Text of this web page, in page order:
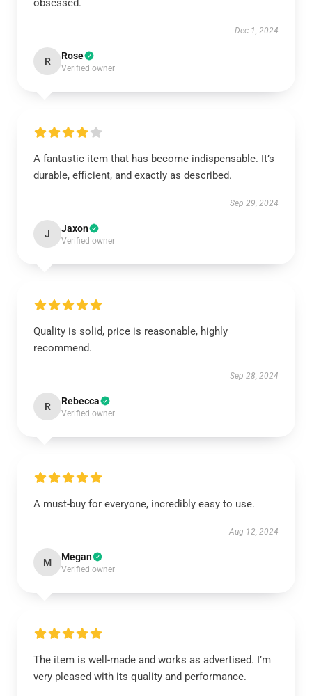
obsessed.
Dec 1, 2024
R Rose
Verified owner
A fantastic item that has become indispensable. It’s
durable, efficient, and exactly as described.
Sep 29, 2024
J Jaxon
Verified owner
Quality is solid, price is reasonable, highly
recommend.
Sep 28, 2024
R Rebecca
Verified owner
A must-buy for everyone, incredibly easy to use.
Aug 12, 2024
M Megan
Verified owner
The item is well-made and works as advertised. I’m
very pleased with its quality and performance.